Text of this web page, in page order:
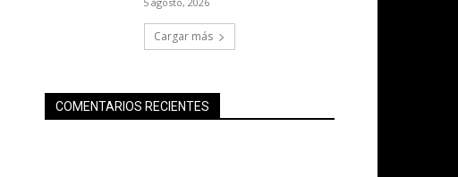
Cargar más
COMENTARIOS RECIENTES